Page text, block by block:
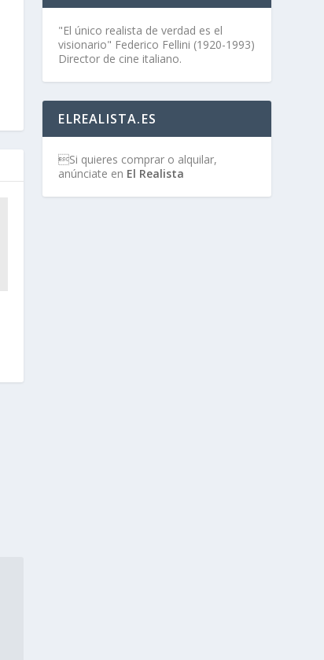
"El único realista de verdad es el
visionario" Federico Fellini (1920-1993)
Director de cine italiano.
ELREALISTA.ES
Si quieres comprar o alquilar,
anúnciate en El Realista